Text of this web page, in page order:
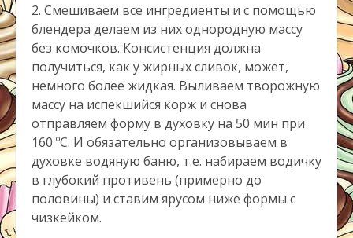
2. Смешиваем все ингредиенты и с помощью
блендера делаем из них однородную массу
без комочков. Консистенция должна
получиться, как у жирных сливок, может,
немного более жидкая. Выливаем творожную
массу на испекшийся корж и снова
отправляем форму в духовку на 50 мин при
160 ºС. И обязательно организовываем в
духовке водяную баню, т.е. набираем водичку
в глубокий противень (примерно до
половины) и ставим ярусом ниже формы с
чизкейком.